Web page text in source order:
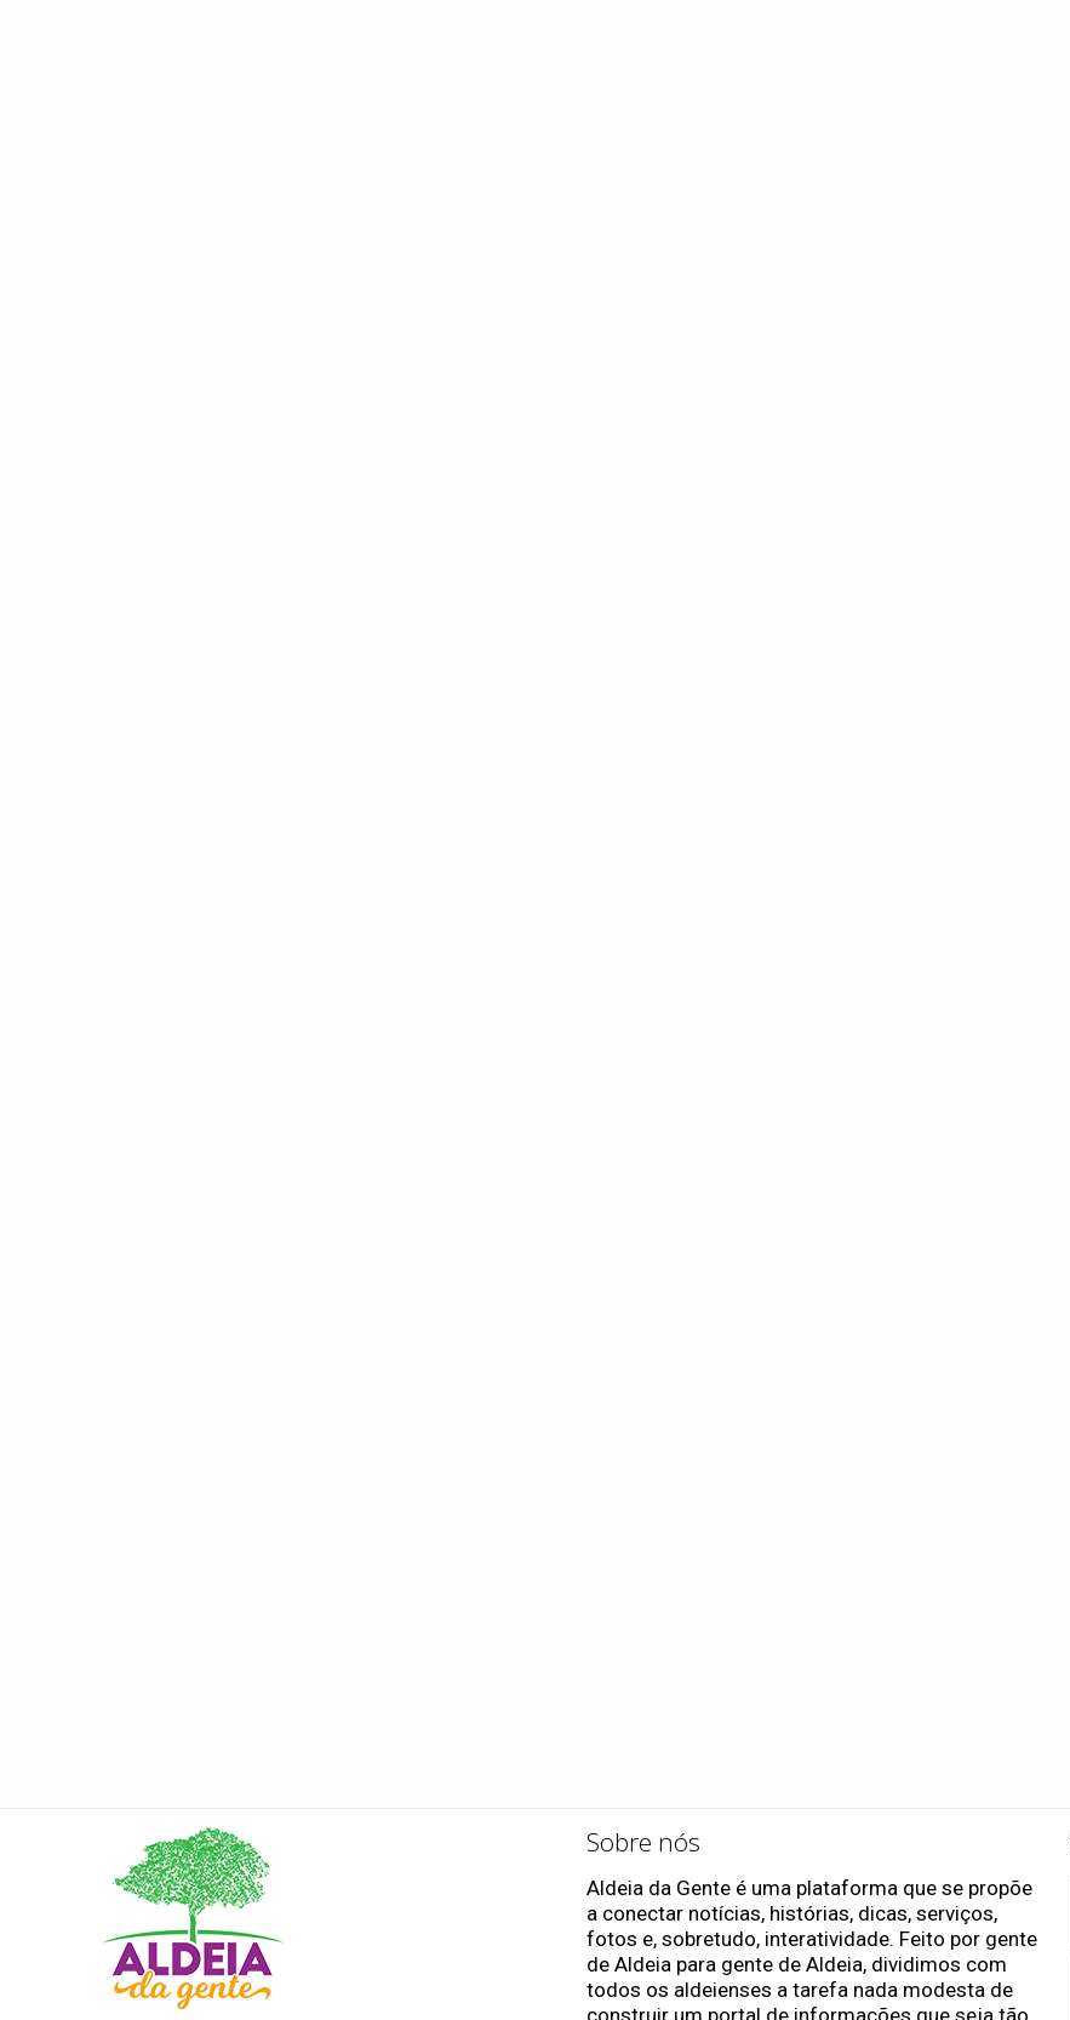
Sobre nós
Aldeia da Gente é uma plataforma que se propõe
a conectar notícias, histórias, dicas, serviços,
fotos e, sobretudo, interatividade. Feito por gente
de Aldeia para gente de Aldeia, dividimos com
todos os aldeienses a tarefa nada modesta de
construir um portal de informações que seja tão